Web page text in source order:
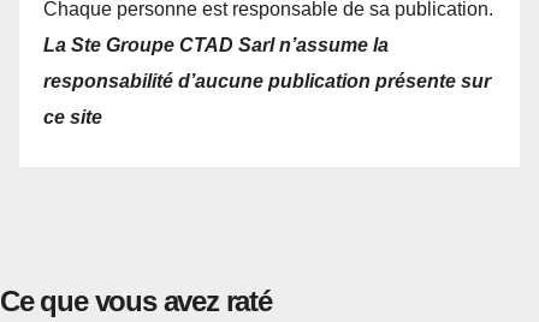
Chaque personne est responsable de sa publication.
La Ste Groupe CTAD Sarl n’assume la
responsabilité d’aucune publication présente sur
ce site
Ce que vous avez raté